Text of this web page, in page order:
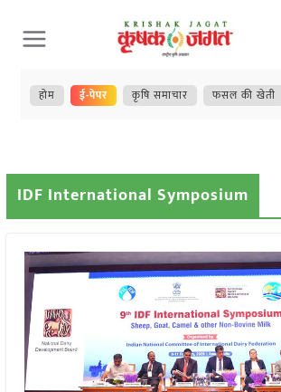
Skip
to
content
होम ई-पेपर कृषि समाचार फसल की खेती
IDF International Symposium